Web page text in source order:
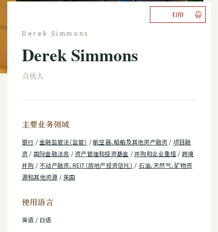
打印
Derek Simmons
Derek Simmons
合伙人
主要业务领域
银行 /金融监管法（监管） /航空器、船舶及其他资产融资 / 项目融
资 / 国际金融法务 /资产管理和投资基金 /并购和企业重组 / 跨境
并购 /不动产融资、REIT（房地产投资信托） / 石油、天然气、矿物资
源和其他资源 /英国
使用语言
英语 / 日语